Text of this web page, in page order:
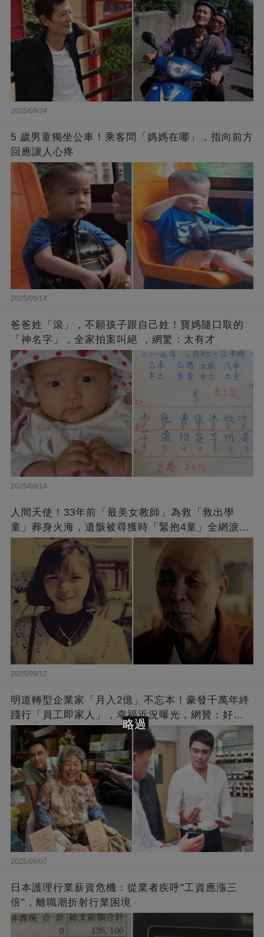
2025/09/24
5 歲男童獨坐公車！乘客問「媽媽在哪」，指向前方
回應讓人心疼
2025/09/14
爸爸姓「滾」，不願孩子跟自己姓！寶媽隨口取的
「神名字」，全家拍案叫絕 ，網驚：太有才
2025/09/14
人間天使！33年前「最美女教師」為救「救出學
童」葬身火海，遺骸被尋獲時「緊抱4童」全網淚
崩：真正的英雄不該被遺忘
2025/09/12
明道轉型企業家「月入2億」不忘本！豪發千萬年終
踐行「員工即家人」，幸福近況曝光，網贊：好老
闆的福報
2025/09/07
日本護理行業薪資危機：從業者疾呼"工資應漲三
倍"，離職潮折射行業困境
略過